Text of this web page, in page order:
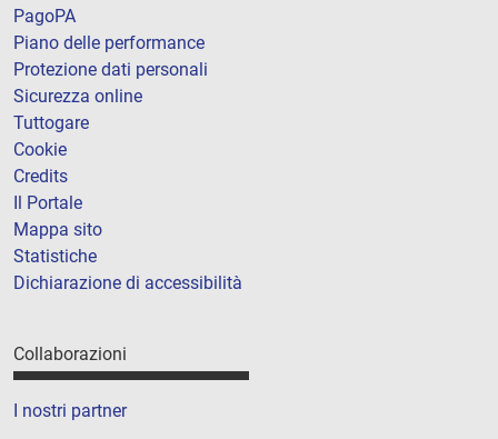
PagoPA
Piano delle performance
Protezione dati personali
Sicurezza online
Tuttogare
Cookie
Credits
Il Portale
Mappa sito
Statistiche
Dichiarazione di accessibilità
Collaborazioni
I nostri partner